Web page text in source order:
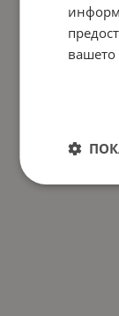
вашето